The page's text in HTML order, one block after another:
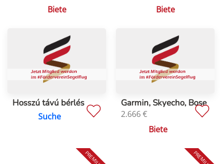
Biete
Biete
Hosszú távú bérlés
Suche
Garmin, Skyecho, Bose
2.666€
Biete